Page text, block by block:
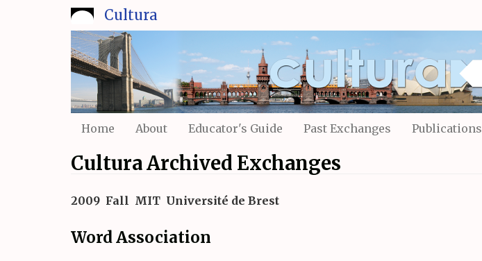
Cultura
Home About Educator's Guide Past Exchanges Publications
Cultura Archived Exchanges
2009 Fall MIT Université de Brest
Word Association